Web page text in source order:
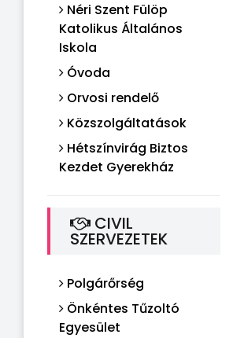
Néri Szent Fülöp
Katolikus Általános
Iskola
Óvoda
Orvosi rendelő
Közszolgáltatások
Hétszínvirág Biztos
Kezdet Gyerekház
CIVIL
SZERVEZETEK
Polgárőrség
Önkéntes Tűzoltó
Egyesület